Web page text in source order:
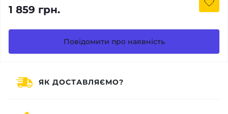
1 859 грн.
Повідомити про наявність
ЯК ДОСТАВЛЯЄМО?